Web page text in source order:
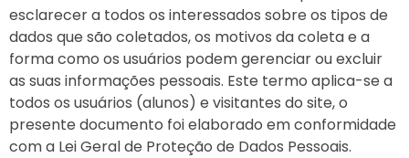
esclarecer a todos os interessados sobre os tipos de
dados que são coletados, os motivos da coleta e a
forma como os usuários podem gerenciar ou excluir
as suas informações pessoais. Este termo aplica-se a
todos os usuários (alunos) e visitantes do site, o
presente documento foi elaborado em conformidade
com a Lei Geral de Proteção de Dados Pessoais.